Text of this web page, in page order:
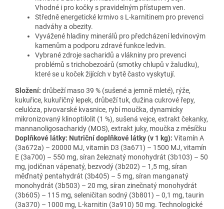
Vhodné i pro kočky s pravidelným přístupem ven.
Středně energetické krmivo s L-karnitinem pro prevenci
nadváhy a obezity.
Vyvážené hladiny minerálů pro předcházení ledvinovým
kamenům a podporu zdravé funkce ledvin.
Vybrané zdroje sacharidů a vlákniny pro prevenci
problémů s trichobezoárů (smotky chlupů v žaludku),
které se u koček žijících v bytě často vyskytují.
Složení: drůbeží maso 39 % (sušené a jemně mleté), rýže,
kukuřice, kukuřičný lepek, drůbeží tuk, dužina cukrové řepy,
celulóza, pivovarské kvasnice, rybí moučka, dynamicky
mikronizovaný klinoptilolit (1 %), sušená vejce, extrakt čekanky,
mannanoligosacharidy (MOS), extrakt juky, moučka z měsíčku
Doplňkové látky: Nutriční doplňkové látky (v 1 kg): Vitamín A
(3a672a) – 20000 MJ, vitamín D3 (3a671) – 1500 MJ, vitamín
E (3a700) – 550 mg, síran železnatý monohydrát (3b103) – 50
mg, jodičnan vápenatý, bezvodý (3b202) – 1,5 mg, síran
měďnatý pentahydrát (3b405) – 5 mg, síran manganatý
monohydrát (3b503) – 20 mg, síran zinečnatý monohydrát
(3b605) – 115 mg, seleničitan sodný (3b801) – 0,1 mg, taurin
(3a370) – 1000 mg, L-karnitin (3a910) 50 mg. Technologické